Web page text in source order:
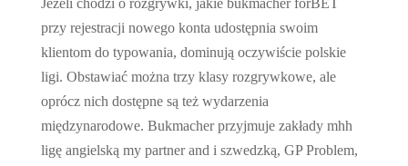
Jeżeli chodzi o rozgrywki, jakie bukmacher forBET
przy rejestracji nowego konta udostępnia swoim
klientom do typowania, dominują oczywiście polskie
ligi. Obstawiać można trzy klasy rozgrywkowe, ale
oprócz nich dostępne są też wydarzenia
międzynarodowe. Bukmacher przyjmuje zakłady mhh
ligę angielską my partner and i szwedzką, GP Problem,